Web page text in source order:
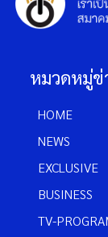
หมวดหมู่ข่
HOME
NEWS
EXCLUSIVE
BUSINESS
TV-